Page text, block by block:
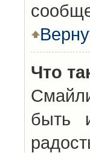
Что
быть